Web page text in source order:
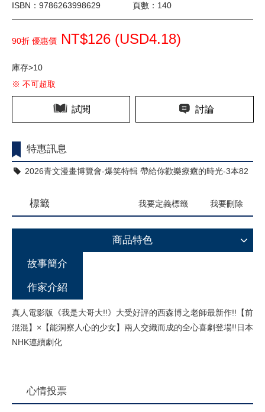
ISBN：9786263998629
頁數：140
90折 優惠價 NT$126 (USD4.18)
庫存>10
※ 不可超取
試閱 討論
特惠訊息
2026青文漫畫博覽會-爆笑特輯 帶給你歡樂療癒的時光-3本82
標籤 我要定義標籤 我要刪除
商品特色
故事簡介
作家介紹
真人電影版《我是大哥大!!》大受好評的西森博之老師最新作!!【前
混混】×【能洞察人心的少女】兩人交織而成的全心喜劇登場!!日本
NHK連續劇化
心情投票